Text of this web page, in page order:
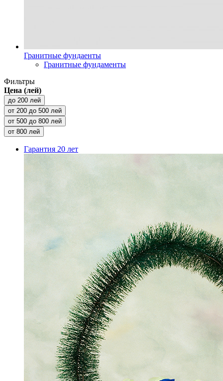
Гранитные фундаенты
Гранитные фундаменты
Фильтры
Цена (лей)
до 200 лей
от 200 до 500 лей
от 500 до 800 лей
от 800 лей
Гарантия 20 лет